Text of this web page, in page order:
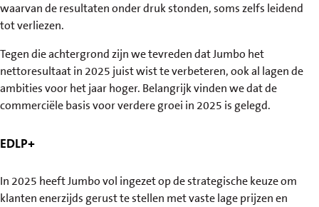
waarvan de resultaten onder druk stonden, soms zelfs leidend
tot verliezen.
Tegen die achtergrond zijn we tevreden dat Jumbo het
nettoresultaat in 2025 juist wist te verbeteren, ook al lagen de
ambities voor het jaar hoger. Belangrijk vinden we dat de
commerciële basis voor verdere groei in 2025 is gelegd.
EDLP+
In 2025 heeft Jumbo vol ingezet op de strategische keuze om
klanten enerzijds gerust te stellen met vaste lage prijzen en